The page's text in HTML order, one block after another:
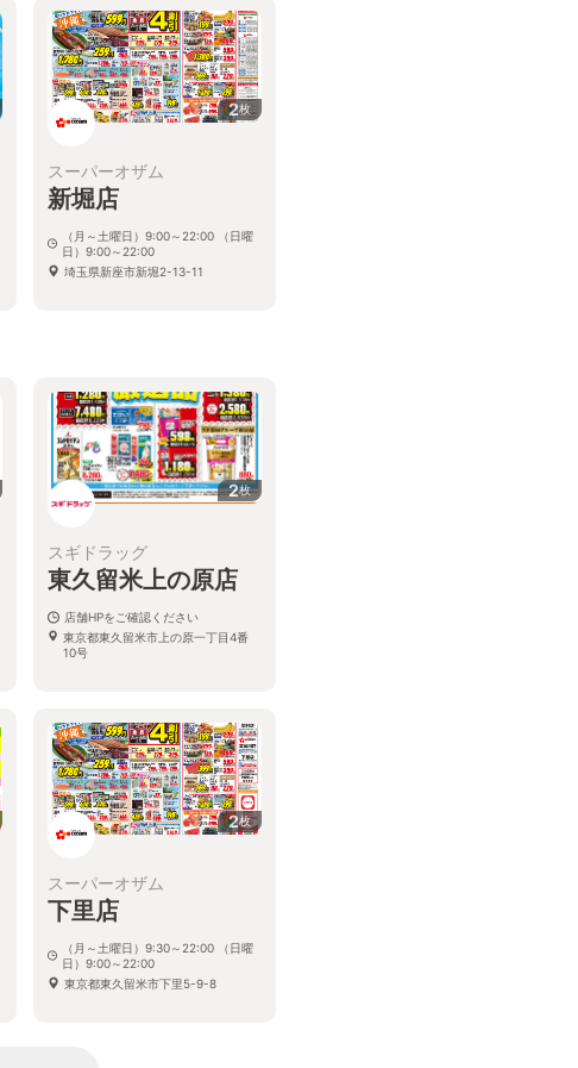
2枚
スーパーオザム
新堀店
（月～土曜日）9:00～22:00 （日曜
日）9:00～22:00
埼玉県新座市新堀2-13-11
2枚
スギドラッグ
東久留米上の原店
店舗HPをご確認ください
東京都東久留米市上の原一丁目4番
10号
2枚
スーパーオザム
下里店
（月～土曜日）9:30～22:00 （日曜
日）9:00～22:00
東京都東久留米市下里5-9-8